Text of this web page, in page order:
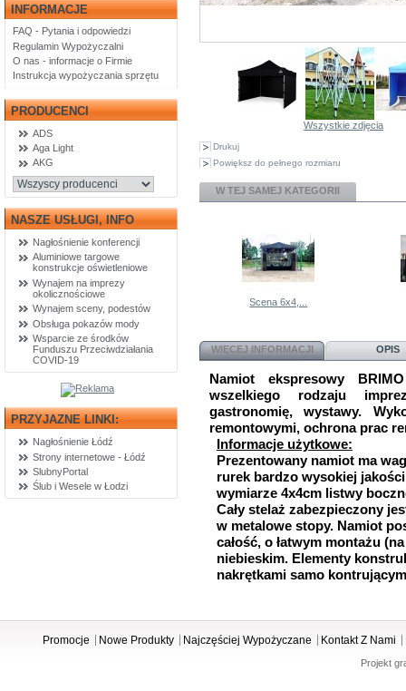
INFORMACJE
FAQ - Pytania i odpowiedzi
Regulamin Wypożyczalni
O nas - informacje o Firmie
Instrukcja wypożyczania sprzętu
PRODUCENCI
ADS
Aga Light
AKG
NASZE USŁUGI, INFO
Nagłośnienie konferencji
Aluminiowe targowe
konstrukcje oświetleniowe
Wynajem na imprezy
okolicznościowe
Wynajem sceny, podestów
Obsługa pokazów mody
Wsparcie ze środków
Funduszu Przeciwdziałania
COVID-19
PRZYJAZNE LINKI:
Nagłośnienie Łódź
Strony internetowe - Łódź
SlubnyPortal
Ślub i Wesele w Łodzi
Wszystkie zdjęcia
Drukuj
Powiększ do pełnego rozmiaru
W TEJ SAMEJ KATEGORII
Scena 6x4,...
WIĘCEJ INFORMACJI OPIS
Namiot ekspresowy
wszelkiego rodzaju
gastronomię, wystawy.
remontowymi, ochrona prac
Informacje użytkowe:
Prezentowany namiot ma
rurek bardzo wysokiej
wymiarze 4x4cm listwy
Cały stelaż zabezpieczony
w metalowe stopy. Namiot
całość, o łatwym montażu
niebieskim. Elementy
nakrętkami samo
Promocje Nowe Produkty Najczęściej Wypożyczane Kontakt Z Nami
Projekt